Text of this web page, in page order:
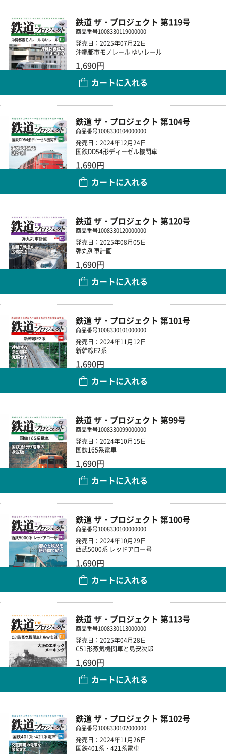
鉄道 ザ・プロジェクト 第119号
商品番号1008330119000000
発売日：2025年07月22日
沖縄都市モノレール ゆいレール
1,690円
カートに入れる
鉄道 ザ・プロジェクト 第104号
商品番号1008330104000000
発売日：2024年12月24日
国鉄DD54形ディーゼル機関車
1,690円
カートに入れる
鉄道 ザ・プロジェクト 第120号
商品番号1008330120000000
発売日：2025年08月05日
弾丸列車計画
1,690円
カートに入れる
鉄道 ザ・プロジェクト 第101号
商品番号1008330101000000
発売日：2024年11月12日
新幹線E2系
1,690円
カートに入れる
鉄道 ザ・プロジェクト 第99号
商品番号1008330099000000
発売日：2024年10月15日
国鉄165系電車
1,690円
カートに入れる
鉄道 ザ・プロジェクト 第100号
商品番号1008330100000000
発売日：2024年10月29日
西武5000系 レッドアロー号
1,690円
カートに入れる
鉄道 ザ・プロジェクト 第113号
商品番号1008330113000000
発売日：2025年04月28日
C51形蒸気機関車と島安次郎
1,690円
カートに入れる
鉄道 ザ・プロジェクト 第102号
商品番号1008330102000000
発売日：2024年11月26日
国鉄401系・421系電車